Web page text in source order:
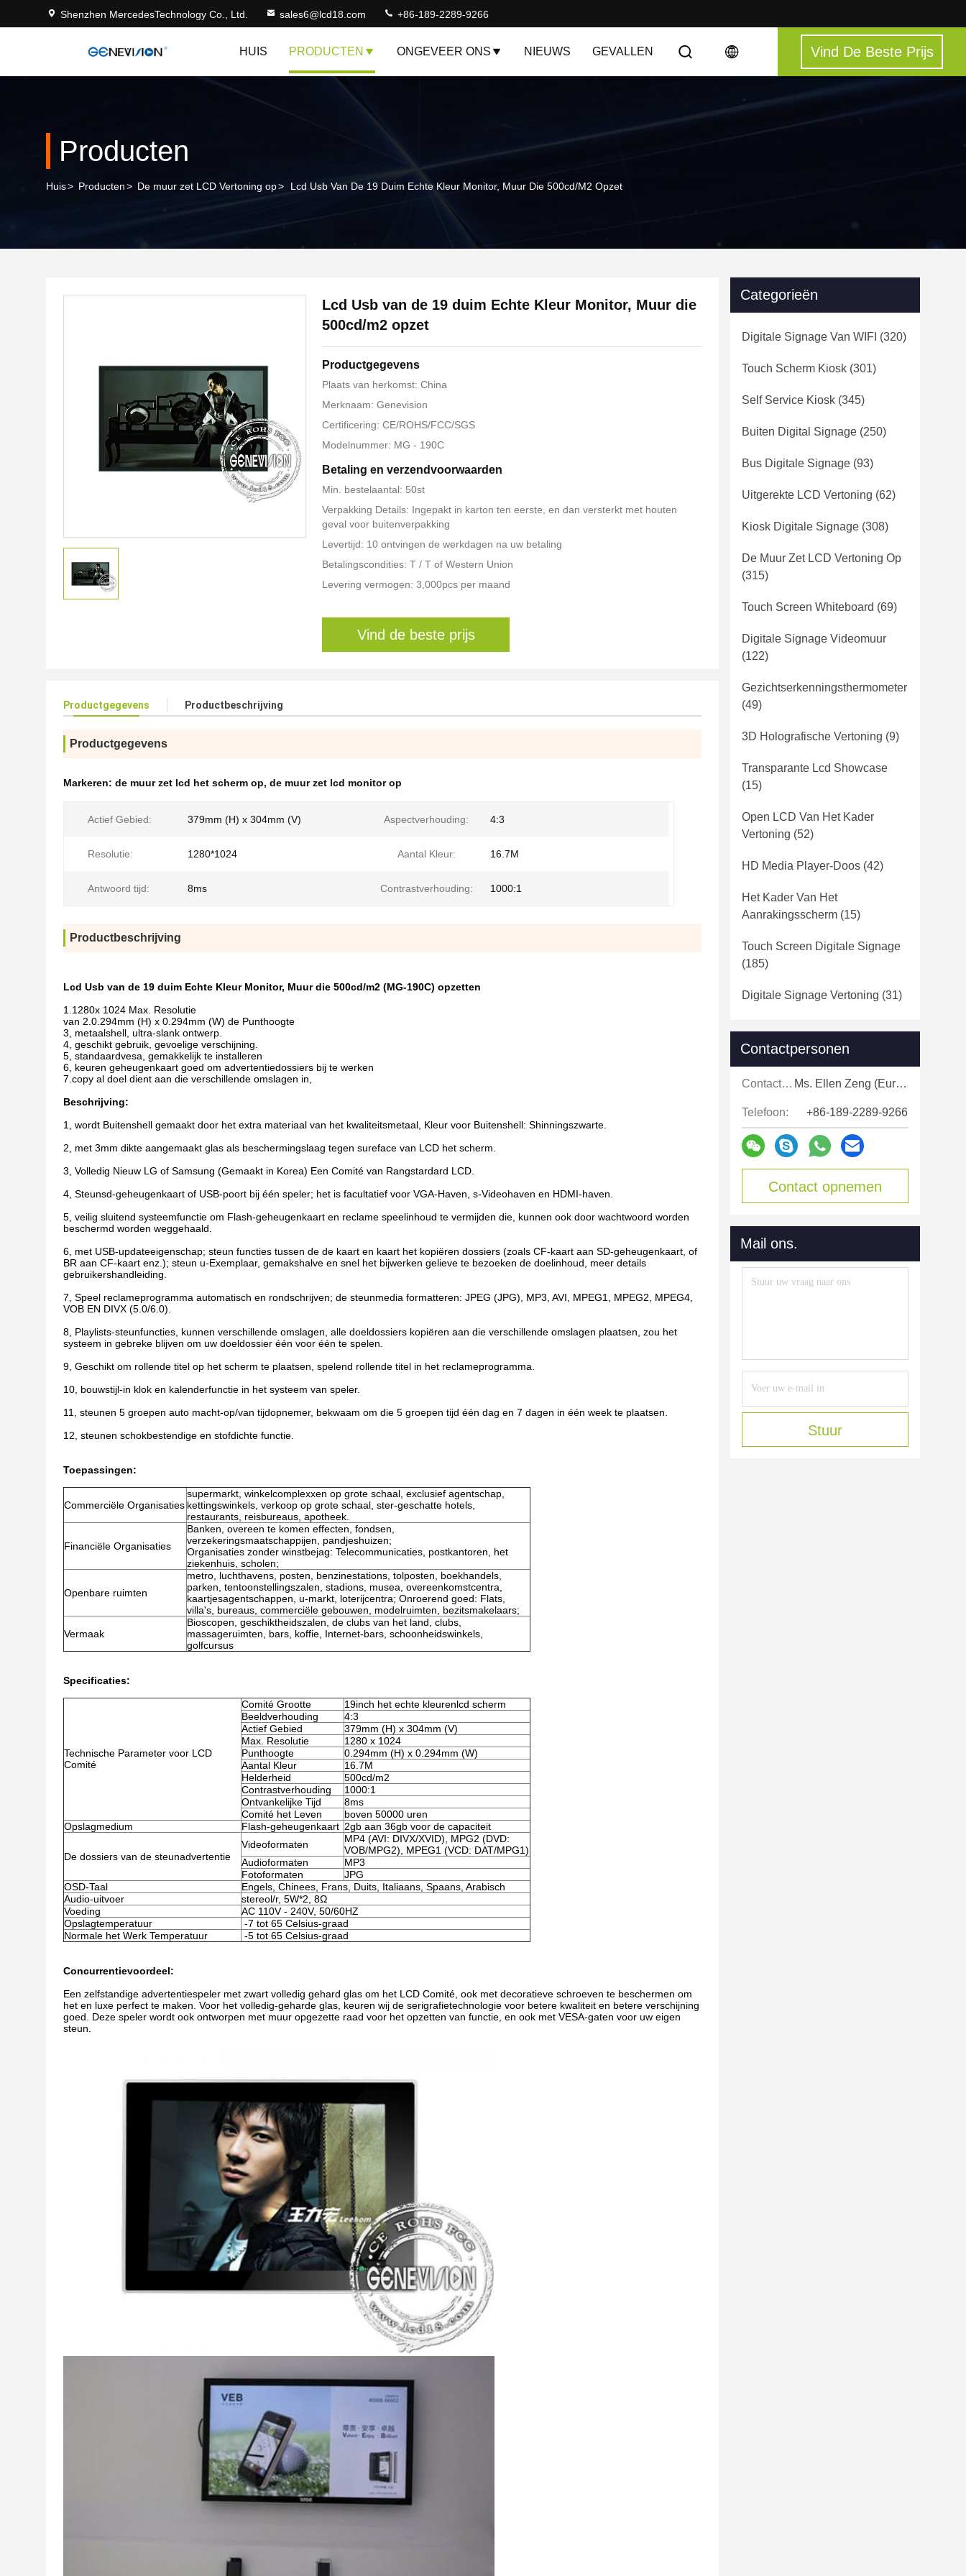
Shenzhen MercedesTechnology Co., Ltd. sales6@lcd18.com +86-189-2289-9266
HUIS PRODUCTEN ONGEVEER ONS NIEUWS GEVALLEN Vind De Beste Prijs
Producten
Huis> Producten> De muur zet LCD Vertoning op> Lcd Usb Van De 19 Duim Echte Kleur Monitor, Muur Die 500cd/m2 Opzet
Lcd Usb van de 19 duim Echte Kleur Monitor, Muur die
500cd/m2 opzet
Productgegevens
Plaats van herkomst: China
Merknaam: Genevision
Certificering: CE/ROHS/FCC/SGS
Modelnummer: MG - 190C
Betaling en verzendvoorwaarden
Min. bestelaantal: 50st
Verpakking Details: Ingepakt in karton ten eerste, en dan versterkt met houten
geval voor buitenverpakking
Levertijd: 10 ontvingen de werkdagen na uw betaling
Betalingscondities: T / T of Western Union
Levering vermogen: 3,000pcs per maand
Vind de beste prijs
Productgegevens Productbeschrijving
Productgegevens
Markeren: de muur zet lcd het scherm op, de muur zet lcd monitor op
Actief Gebied: 379mm (H) x 304mm (V) Aspectverhouding: 4:3
Resolutie: 1280*1024 Aantal Kleur: 16.7M
Antwoord tijd: 8ms Contrastverhouding: 1000:1
Productbeschrijving
Lcd Usb van de 19 duim Echte Kleur Monitor, Muur die 500cd/m2 (MG-190C) opzetten
1.1280x 1024 Max. Resolutie
van 2.0.294mm (H) x 0.294mm (W) de Punthoogte
3, metaalshell, ultra-slank ontwerp.
4, geschikt gebruik, gevoelige verschijning.
5, standaardvesa, gemakkelijk te installeren
6, keuren geheugenkaart goed om advertentiedossiers bij te werken
7.copy al doel dient aan die verschillende omslagen in,
Beschrijving:
1, wordt Buitenshell gemaakt door het extra materiaal van het kwaliteitsmetaal, Kleur voor Buitenshell: Shinningszwarte.
2, met 3mm dikte aangemaakt glas als beschermingslaag tegen sureface van LCD het scherm.
3, Volledig Nieuw LG of Samsung (Gemaakt in Korea) Een Comité van Rangstardard LCD.
4, Steunsd-geheugenkaart of USB-poort bij één speler; het is facultatief voor VGA-Haven, s-Videohaven en HDMI-haven.
5, veilig sluitend systeemfunctie om Flash-geheugenkaart en reclame speelinhoud te vermijden die, kunnen ook door wachtwoord worden
beschermd worden weggehaald.
6, met USB-updateeigenschap; steun functies tussen de de kaart en kaart het kopiëren dossiers (zoals CF-kaart aan SD-geheugenkaart, of
BR aan CF-kaart enz.); steun u-Exemplaar, gemakshalve en snel het bijwerken gelieve te bezoeken de doelinhoud, meer details
gebruikershandleiding.
7, Speel reclameprogramma automatisch en rondschrijven; de steunmedia formatteren: JPEG (JPG), MP3, AVI, MPEG1, MPEG2, MPEG4,
VOB EN DIVX (5.0/6.0).
8, Playlists-steunfuncties, kunnen verschillende omslagen, alle doeldossiers kopiëren aan die verschillende omslagen plaatsen, zou het
systeem in gebreke blijven om uw doeldossier één voor één te spelen.
9, Geschikt om rollende titel op het scherm te plaatsen, spelend rollende titel in het reclameprogramma.
10, bouwstijl-in klok en kalenderfunctie in het systeem van speler.
11, steunen 5 groepen auto macht-op/van tijdopnemer, bekwaam om die 5 groepen tijd één dag en 7 dagen in één week te plaatsen.
12, steunen schokbestendige en stofdichte functie.
Toepassingen:
Commerciële Organisaties
supermarkt, winkelcomplexxen op grote schaal, exclusief agentschap,
kettingswinkels, verkoop op grote schaal, ster-geschatte hotels,
restaurants, reisbureaus, apotheek.
Financiële Organisaties
Banken, overeen te komen effecten, fondsen,
verzekeringsmaatschappijen, pandjeshuizen;
Organisaties zonder winstbejag: Telecommunicaties, postkantoren, het
ziekenhuis, scholen;
Openbare ruimten
metro, luchthavens, posten, benzinestations, tolposten, boekhandels,
parken, tentoonstellingszalen, stadions, musea, overeenkomstcentra,
kaartjesagentschappen, u-markt, loterijcentra; Onroerend goed: Flats,
villa's, bureaus, commerciële gebouwen, modelruimten, bezitsmakelaars;
Vermaak
Bioscopen, geschiktheidszalen, de clubs van het land, clubs,
massageruimten, bars, koffie, Internet-bars, schoonheidswinkels,
golfcursus
Specificaties:
Technische Parameter voor LCD
Comité
Comité Grootte
19inch het echte kleurenlcd scherm
Beeldverhouding
4:3
Actief Gebied
379mm (H) x 304mm (V)
Max. Resolutie
1280 x 1024
Punthoogte
0.294mm (H) x 0.294mm (W)
Aantal Kleur
16.7M
Helderheid
500cd/m2
Contrastverhouding
1000:1
Ontvankelijke Tijd
8ms
Comité het Leven
boven 50000 uren
Opslagmedium
Flash-geheugenkaart 2gb aan 36gb voor de capaciteit
De dossiers van de steunadvertentie
Videoformaten
MP4 (AVI: DIVX/XVID), MPG2 (DVD:
VOB/MPG2), MPEG1 (VCD: DAT/MPG1)
Audioformaten
MP3
Fotoformaten
JPG
OSD-Taal
Engels, Chinees, Frans, Duits, Italiaans, Spaans, Arabisch
Audio-uitvoer
stereol/r, 5W*2, 8Ω
Voeding
AC 110V - 240V, 50/60HZ
Opslagtemperatuur
-7 tot 65 Celsius-graad
Normale het Werk Temperatuur
-5 tot 65 Celsius-graad
Concurrentievoordeel:
Een zelfstandige advertentiespeler met zwart volledig gehard glas om het LCD Comité, ook met decoratieve schroeven te beschermen om
het en luxe perfect te maken. Voor het volledig-geharde glas, keuren wij de serigrafietechnologie voor betere kwaliteit en betere verschijning
goed. Deze speler wordt ook ontworpen met muur opgezette raad voor het opzetten van functie, en ook met VESA-gaten voor uw eigen
steun.
Categorieën
Digitale Signage Van WIFI (320)
Touch Scherm Kiosk (301)
Self Service Kiosk (345)
Buiten Digital Signage (250)
Bus Digitale Signage (93)
Uitgerekte LCD Vertoning (62)
Kiosk Digitale Signage (308)
De Muur Zet LCD Vertoning Op
(315)
Touch Screen Whiteboard (69)
Digitale Signage Videomuur
(122)
Gezichtserkenningsthermometer
(49)
3D Holografische Vertoning (9)
Transparante Lcd Showcase
(15)
Open LCD Van Het Kader
Vertoning (52)
HD Media Player-Doos (42)
Het Kader Van Het
Aanrakingsscherm (15)
Touch Screen Digitale Signage
(185)
Digitale Signage Vertoning (31)
Contactpersonen
Contactpersonen: Ms. Ellen Zeng (Europe, North and Shouth America)
Telefoon: +86-189-2289-9266
Contact opnemen
Mail ons.
Stuur